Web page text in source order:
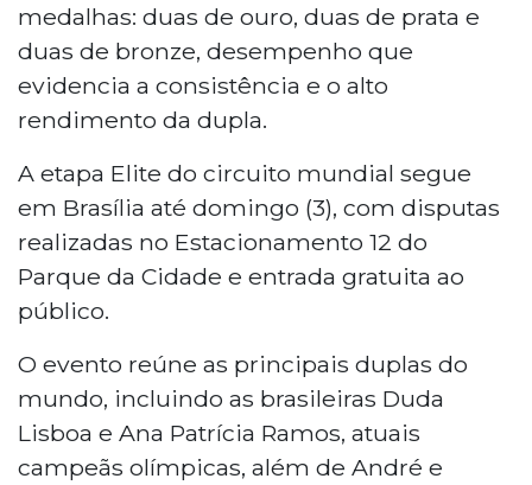
medalhas: duas de ouro, duas de prata e
duas de bronze, desempenho que
evidencia a consistência e o alto
rendimento da dupla.
A etapa Elite do circuito mundial segue
em Brasília até domingo (3), com disputas
realizadas no Estacionamento 12 do
Parque da Cidade e entrada gratuita ao
público.
O evento reúne as principais duplas do
mundo, incluindo as brasileiras Duda
Lisboa e Ana Patrícia Ramos, atuais
campeãs olímpicas, além de André e